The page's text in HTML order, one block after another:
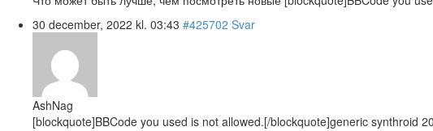
30 december, 2022 kl. 03:43 #425702 Svar
AshNag
[blockquote]BBCode you used is not allowed.[/blockquote]generic synthroid